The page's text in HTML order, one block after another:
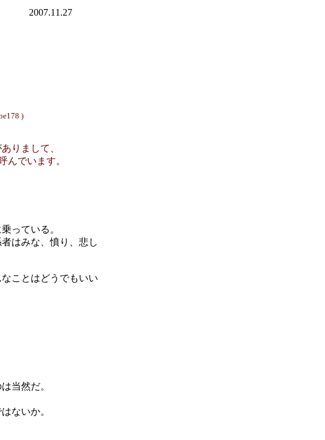
中 2007.11.27
)
りまして、
んでいます。
っている。
はみな、憤り、悲し
ことはどうでもいい
当然だ。
ないか。